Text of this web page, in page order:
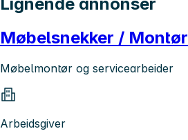
Møbelsnekker / Montør
Møbelmontør og servicearbeider
Arbeidsgiver